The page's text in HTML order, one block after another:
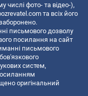
числі фото- та відео-),
та всіх його
письмового дозволу
посилання на сайт
письмового
систем,
оригінальний